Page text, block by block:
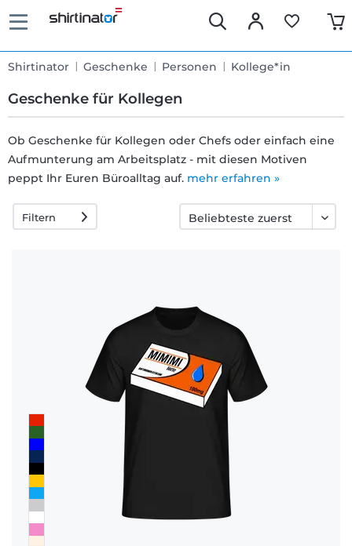
Shirtinator Geschenke Personen Kollege*in
Geschenke für Kollegen
Schnelle
Rückgaberecht
Ob Geschenke für Kollegen oder Chefs oder einfach eine
Aufmunterung am Arbeitsplatz - mit diesen Motiven
peppt Ihr Euren Büroalltag auf. mehr erfahren »
Filtern